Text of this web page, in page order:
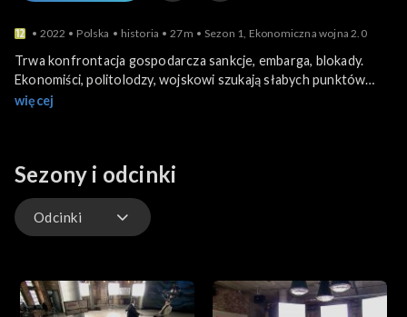
2022 Polska historia 27m Sezon 1, Ekonomiczna wojna 2.0
Trwa konfrontacja gospodarcza sankcje, embarga, blokady.
Ekonomiści, politolodzy, wojskowi szukają słabych punktów
gospodarki wroga, w które można uderzać. Czy skłonią Rosję
Iwona Wiśniewska, analityk rosyjskiej gospodarki oraz Marek
Budzisz ekspert ds. Rosji i postsowieckiego Wschodu, autor
Wszystko jest wojną. Rosyjska kultura strategiczna
więcej
Sezony i odcinki
Odcinki